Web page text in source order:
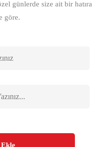
günlerde size ait bir hatıra
göre.
Ekle